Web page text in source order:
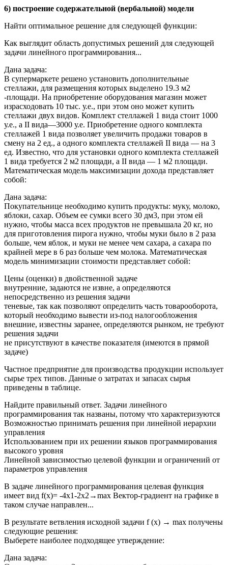
6) построение содержательной (вербальной) модели
Найти оптимальное решение для следующей функции:
Как выглядит область допустимых решений для следующей
задачи линейного программирования...
Дана задача:
В супермаркете решено установить дополнительные
стеллажи, для размещения которых выделено 19.3 м2
-площади. На приобретение оборудования магазин может
израсходовать 10 тыс. у.е., при этом оно может купить
стеллажи двух видов. Комплект стеллажей 1 вида стоит 1000
у.е., а II вида—3000 у.е. Приобретение одного комплекта
стеллажей 1 вида позволяет увеличить продажи товаров в
смену на 2 ед., а одного комплекта стеллажей II вида — на 3
ед. Известно, что для установки одного комплекта стеллажей
1 вида требуется 2 м2 площади, а II вида — 1 м2 площади.
Математическая модель максимизации дохода представляет
собой:
Дана задача:
Покупательнице необходимо купить продукты: муку, молоко,
яблоки, сахар. Объем ее сумки всего 30 дм3, при этом ей
нужно, чтобы масса всех продуктов не превышала 20 кг, но
для приготовления пирога нужно, чтобы муки было в 2 раза
больше, чем яблок, и муки не менее чем сахара, а сахара по
крайней мере в 6 раз больше чем молока. Математическая
модель минимизации стоимости представляет собой:
Цены (оценки) в двойственной задаче
внутренние, задаются не извне, а определяются
непосредственно из решения задачи
теневые, так как позволяют определить часть товарооборота,
который необходимо вывести из-под налогообложения
внешние, известны заранее, определяются рынком, не требуют
решения задачи
не присутствуют в качестве показателя (имеются в прямой
задаче)
Частное предприятие для производства продукции использует
сырье трех типов. Данные о затратах и запасах сырья
приведены в таблице.
Найдите правильный ответ. Задачи линейного
программирования так названы, потому что характеризуются
Возможностью принимать решения при линейной иерархии
управления
Использованием при их решении языков программирования
высокого уровня
Линейной зависимостью целевой функции и ограничений от
параметров управления
В задаче линейного программирования целевая функция
имеет вид f(x)= -4x1-2x2→max Вектор-градиент на графике в
таком случае направлен...
В результате ветвления исходной задачи f (х) → mах получены
следующие решения:
Выберете наиболее подходящее утверждение:
Дана задача: